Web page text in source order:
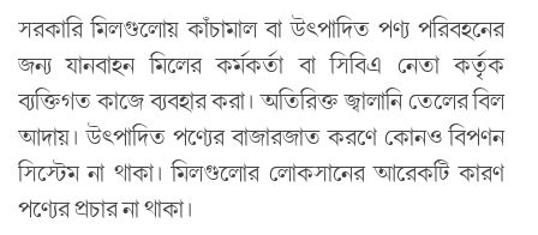
সরকারি মিলগুলোয় কাঁচামাল বা উৎপাদিত পণ্য পরিবহনের
জন্য যানবাহন মিলের কর্মকর্তা বা সিবিএ নেতা কর্তৃক
ব্যক্তিগত কাজে ব্যবহার করা। অতিরিক্ত জ্বালানি তেলের বিল
আদায়। উৎপাদিত পণ্যের বাজারজাত করণে কোনও বিপণন
সিস্টেম না থাকা। মিলগুলোর লোকসানের আরেকটি কারণ
পণ্যের প্রচার না থাকা।